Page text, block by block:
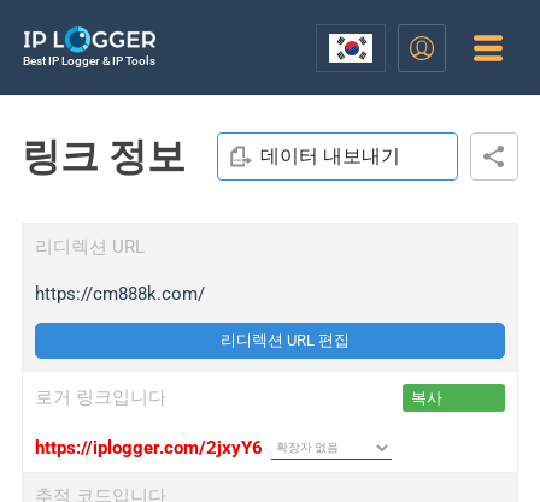
Best IP Logger & IP Tools
링크 정보 데이터 내보내기
리디렉션 URL
https://cm888k.com/
리디렉션 URL 편집
로거 링크입니다 복사
https://iplogger.com/2jxyY6
추적 코드입니다